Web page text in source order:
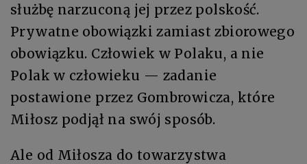
służbę narzuconą jej przez polskość.
Prywatne obowiązki zamiast zbiorowego
obowiązku. Człowiek w Polaku, a nie
Polak w człowieku — zadanie
postawione przez Gombrowicza, które
Miłosz podjął na swój sposób.
Ale od Miłosza do towarzystwa